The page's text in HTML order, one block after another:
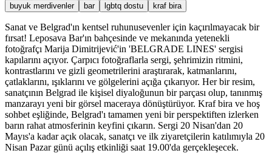
buyuk merdivenler
bar lgbtq dostu kraf bira
Sanat ve Belgrad'ın kentsel ruhunusevenler için kaçırılmayacak bir
fırsat! Leposava Bar'ın bahçesinde ve mekanında yetenekli
fotoğrafçı Marija Dimitrijević'in 'BELGRADE LINES' sergisi
kapılarını açıyor. Çarpıcı fotoğraflarla sergi, şehrimizin ritmini,
kontrastlarını ve gizli geometrilerini araştırarak, katmanlarını,
çatlaklarını, ışıklarını ve gölgelerini açığa çıkarıyor. Her bir resim,
sanatçının Belgrad ile kişisel diyaloğunun bir parçası olup, tanınmış
manzarayı yeni bir görsel maceraya dönüştürüyor. Kraf bira ve hoş
sohbet eşliğinde, Belgrad'ı tamamen yeni bir perspektiften izlerken
barın rahat atmosferinin keyfini çıkarın. Sergi 20 Nisan'dan 20
Mayıs'a kadar açık olacak, sanatçı ve ilk ziyaretçilerin katılımıyla 20
Nisan Pazar günü açılış etkinliği saat 19.00'da gerçekleşecek.